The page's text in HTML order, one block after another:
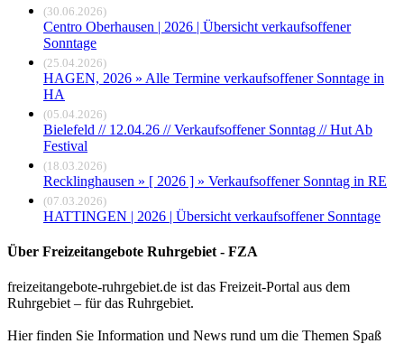
(30.06.2026)
Centro Oberhausen | 2026 | Übersicht verkaufsoffener
Sonntage
(25.04.2026)
HAGEN, 2026 » Alle Termine verkaufsoffener Sonntage in
HA
(05.04.2026)
Bielefeld // 12.04.26 // Verkaufsoffener Sonntag // Hut Ab
Festival
(18.03.2026)
Recklinghausen » [ 2026 ] » Verkaufsoffener Sonntag in RE
(07.03.2026)
HATTINGEN | 2026 | Übersicht verkaufsoffener Sonntage
Über Freizeitangebote Ruhrgebiet - FZA
freizeitangebote-ruhrgebiet.de ist das Freizeit-Portal aus dem
Ruhrgebiet – für das Ruhrgebiet.
Hier finden Sie Information und News rund um die Themen Spaß